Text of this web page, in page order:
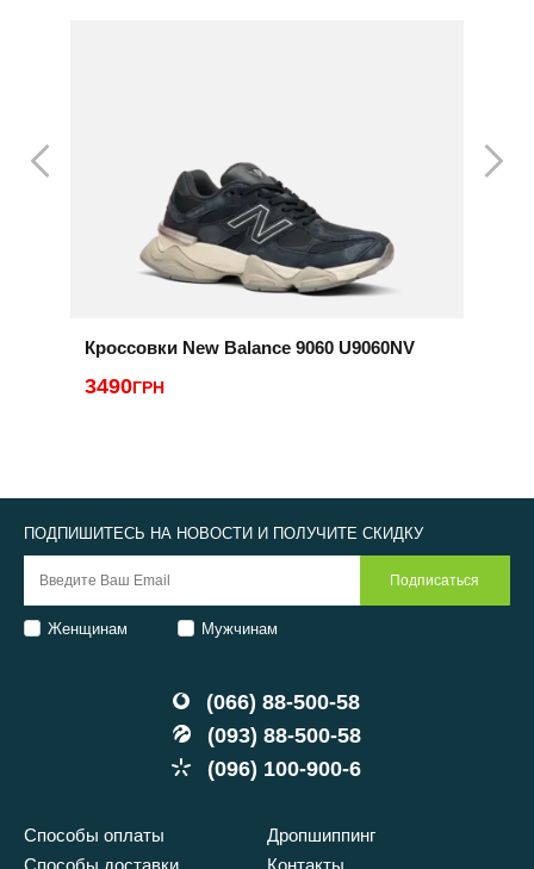
Кроссовки New Balance 9060 U9060NV
3490ГРН
(066) 88-500-58
(093) 88-500-58
(096) 100-900-6
Способы оплаты
Способы доставки
Дропшиппинг
Контакты
ПОДПИШИТЕСЬ НА НОВОСТИ И ПОЛУЧИТЕ СКИДКУ
Женщинам Мужчинам